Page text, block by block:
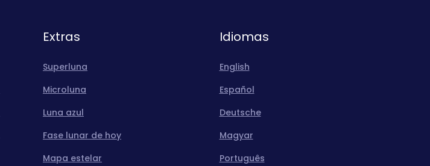
Extras
Superluna
Microluna
Luna azul
Fase lunar de hoy
Mapa estelar
Idiomas
English
Español
Deutsche
Magyar
Português